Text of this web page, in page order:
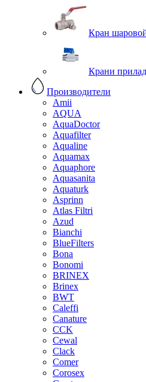
Кран
Крани
Производители
Amii
AQUA
AquaDoctor
Aquafilter
Aqualine
Aquamax
Aquaphore
Aquasanita
Aquaturk
Asprinn
Atlas Filtri
Azud
Bianchi
BlueFilters
Bona
Bonomi
BRINEX
Brinex
BWT
Caleffi
Canature
CCK
Cewal
Clack
Comer
Corosex